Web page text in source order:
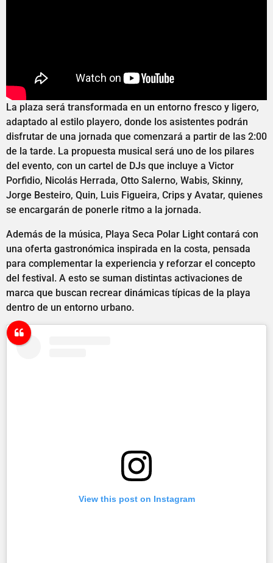
La plaza será transformada en un entorno fresco y ligero,
adaptado al estilo playero, donde los asistentes podrán
disfrutar de una jornada que comenzará a partir de las 2:00
de la tarde. La propuesta musical será uno de los pilares
del evento, con un cartel de DJs que incluye a Victor
Porfidio, Nicolás Herrada, Otto Salerno, Wabis, Skinny,
Jorge Besteiro, Quin, Luis Figueira, Crips y Avatar, quienes
se encargarán de ponerle ritmo a la jornada.
Además de la música, Playa Seca Polar Light contará con
una oferta gastronómica inspirada en la costa, pensada
para complementar la experiencia y reforzar el concepto
del festival. A esto se suman distintas activaciones de
marca que buscan recrear dinámicas típicas de la playa
dentro de un entorno urbano.
View this post on Instagram